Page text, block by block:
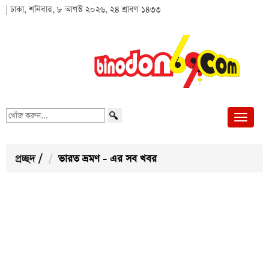
| ঢাকা, শনিবার, ৮ আগস্ট ২০২৬, ২৪ শ্রাবণ ১৪৩৩
খোঁজ
প্রচ্ছদ / ভারত ভ্রমণ - এর সব খবর